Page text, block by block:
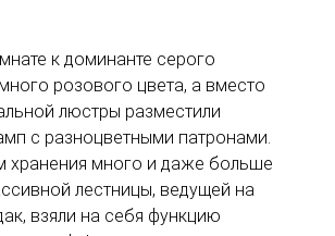
к доминанте серого
розового цвета, а вместо
люстры разместили
с разноцветными патронами.
хранения много и даже больше
лестницы, ведущей на
взяли на себя функцию